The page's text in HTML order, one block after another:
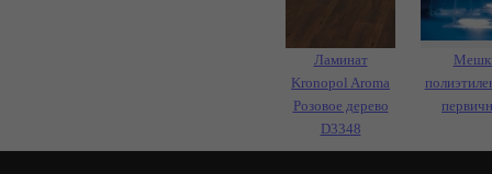
Ламинат
Kronopol Aroma
Розовое дерево
D3348